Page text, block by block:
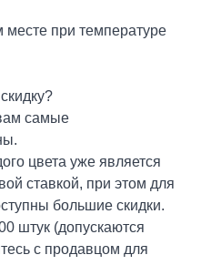
месте при температуре
самые
цвета уже является
ставкой, при этом для
большие скидки.
штук (допускаются
с продавцом для